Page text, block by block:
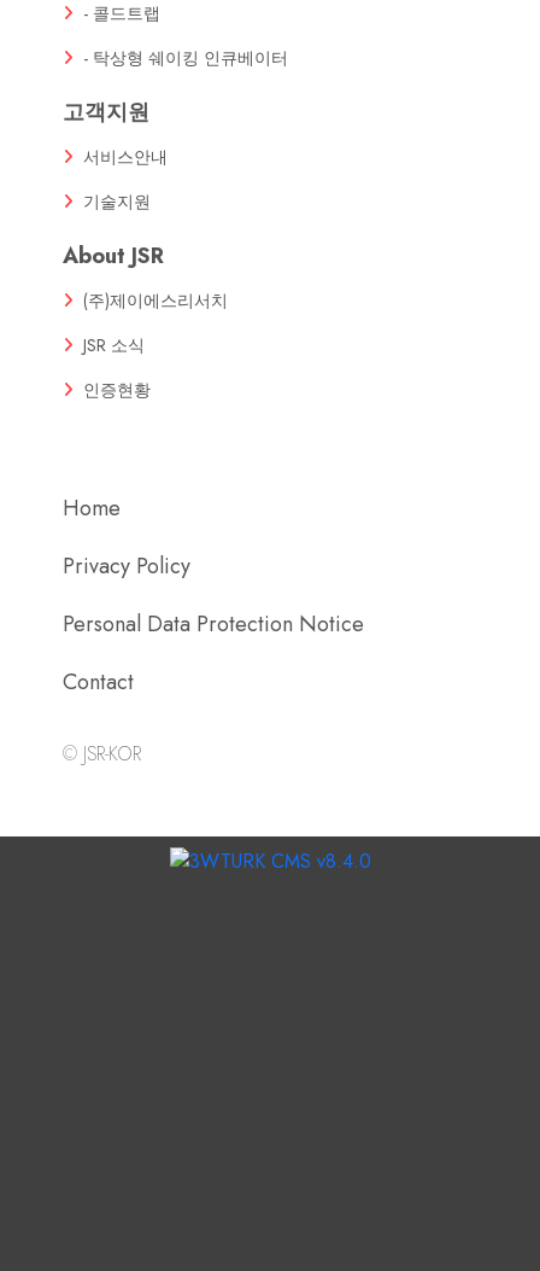
- 콜드트랩
- 탁상형 쉐이킹 인큐베이터
고객지원
서비스안내
기술지원
About JSR
(주)제이에스리서치
JSR 소식
인증현황
Home
Privacy Policy
Personal Data Protection Notice
Contact
© JSR-KOR